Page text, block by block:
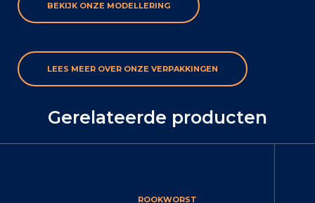
BEKIJK ONZE MODELLERING
LEES MEER OVER ONZE VERPAKKINGEN
Gerelateerde producten
ROOKWORST